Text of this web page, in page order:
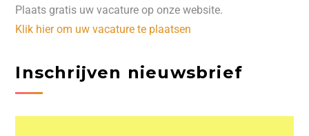
Plaats gratis uw vacature op onze website.
Klik hier om uw vacature te plaatsen
Inschrijven nieuwsbrief